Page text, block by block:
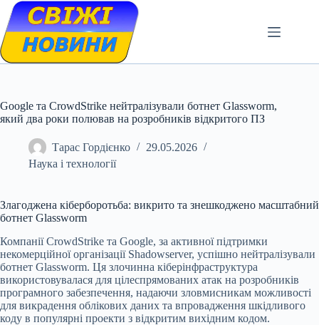
Skip
content
Google та CrowdStrike нейтралізували ботнет Glassworm,
який два роки полював на розробників відкритого ПЗ
Тарас Гордієнко
29.05.2026
Наука і технології
Злагоджена кіберборотьба: викрито та знешкоджено масштабний
ботнет Glassworm
Компанії CrowdStrike та Google, за активної підтримки
некомерційної організації Shadowserver, успішно нейтралізували
ботнет Glassworm. Ця злочинна кіберінфраструктура
використовувалася для цілеспрямованих атак на розробників
програмного забезпечення, надаючи зловмисникам можливості
для викрадення облікових даних та впровадження шкідливого
коду в популярні проекти з відкритим вихідним кодом.